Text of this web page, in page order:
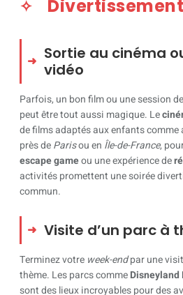
Sortie au cinéma
vidéo
Parfois, un bon film ou une session
peut être tout aussi magique. Le
de films adaptés aux enfants comme
près deParisou en Île-de-France,
escape gameou une expérience de
activités promettent une soirée
commun.
Visite d’un parc à
Terminez votre week-endpar une
thème. Les parcs commeDisneyland
sont des lieux incroyables pour des